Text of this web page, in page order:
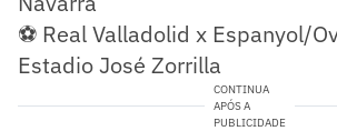
⚽ Real Valladolid x Espanyol/
Estadio José Zorrilla
CONTINUA
APÓS A
PUBLICIDADE